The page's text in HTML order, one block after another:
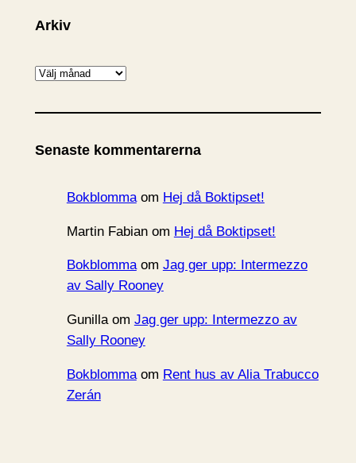
Arkiv
A
k
v
Senaste kommentarerna
Bokblommaom Hej då Boktipset!
Martin Fabianom Hej då Boktipset!
Bokblommaom Jag ger upp: Intermezzo
av Sally Rooney
Gunillaom Jag ger upp: Intermezzo av
Sally Rooney
Bokblommaom Rent hus av Alia Trabucco
Zerán